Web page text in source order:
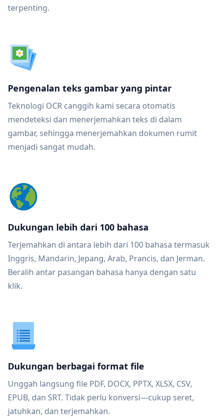
terpenting.
Pengenalan teks gambar yang pintar
Teknologi OCR canggih kami secara otomatis
mendeteksi dan menerjemahkan teks di dalam
gambar, sehingga menerjemahkan dokumen rumit
menjadi sangat mudah.
Dukungan lebih dari 100 bahasa
Terjemahkan di antara lebih dari 100 bahasa termasuk
Inggris, Mandarin, Jepang, Arab, Prancis, dan Jerman.
Beralih antar pasangan bahasa hanya dengan satu
klik.
Dukungan berbagai format file
Unggah langsung file PDF, DOCX, PPTX, XLSX, CSV,
EPUB, dan SRT. Tidak perlu konversi—cukup seret,
jatuhkan, dan terjemahkan.